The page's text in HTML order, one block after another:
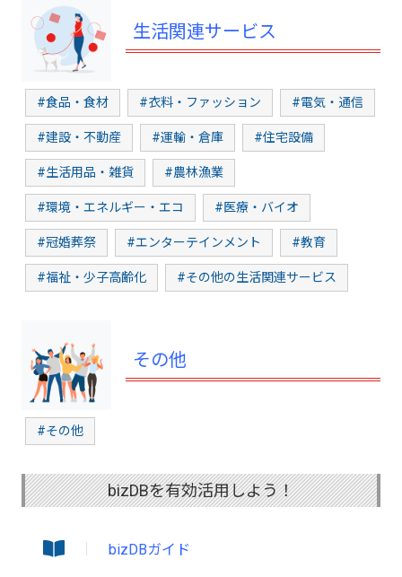
生活関連サービス
#食品・食材 #衣料・ファッション #電気・通信
#建設・不動産 #運輸・倉庫 #住宅設備
#生活用品・雑貨 #農林漁業
#環境・エネルギー・エコ #医療・バイオ
#冠婚葬祭 #エンターテインメント #教育
#福祉・少子高齢化 #その他の生活関連サービス
その他
#その他
bizDBを有効活用しよう！
bizDBガイド